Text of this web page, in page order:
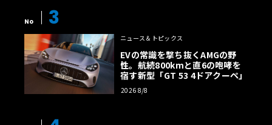
No 3
ニュース＆トピックス
EVの常識を撃ち抜くAMGの野
性。航続800kmと直6の咆哮を
宿す新型「GT 53 4ドアクーペ」
2026 8/8